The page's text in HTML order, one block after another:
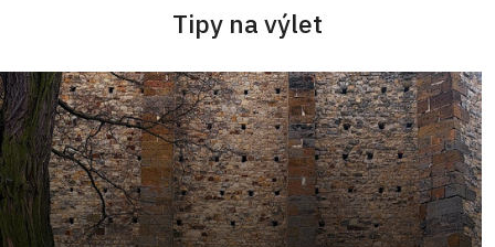
Tipy na výlet